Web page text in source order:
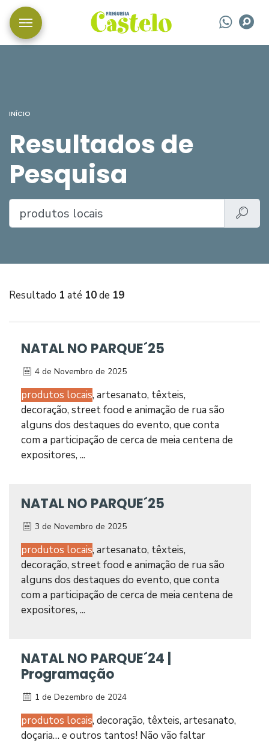
INÍCIO
Resultados de
Pesquisa
Resultado 1 até 10de 19
NATAL NO PARQUE´25
4 de Novembro de 2025
produtos locais, artesanato, têxteis,
decoração, street food e animação de rua são
alguns dos destaques do evento, que conta
com a participação de cerca de meia centena de
expositores, ...
NATAL NO PARQUE´25
3 de Novembro de 2025
produtos locais, artesanato, têxteis,
decoração, street food e animação de rua são
alguns dos destaques do evento, que conta
com a participação de cerca de meia centena de
expositores, ...
NATAL NO PARQUE´24 |
Programação
1 de Dezembro de 2024
produtos locais, decoração, têxteis, artesanato,
doçaria… e outros tantos! Não vão faltar